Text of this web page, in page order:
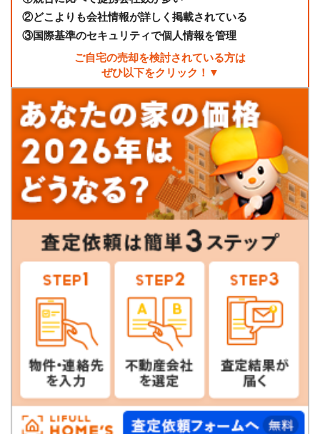
②どこよりも会社情報が詳しく掲載されている
③国際基準のセキュリティで個人情報を管理
ご自宅の売却を検討されている方は
ぜひ以下をクリック！▼